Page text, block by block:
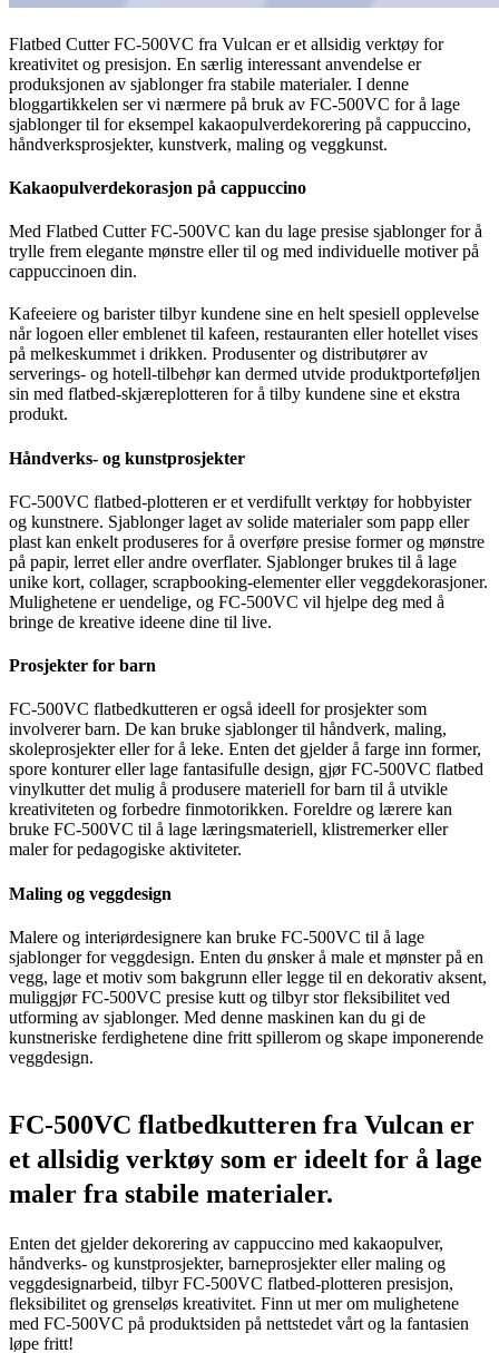
Flatbed Cutter FC-500VC fra Vulcan er et allsidig verktøy for
kreativitet og presisjon. En særlig interessant anvendelse er
produksjonen av sjablonger fra stabile materialer. I denne
bloggartikkelen ser vi nærmere på bruk av FC-500VC for å lage
sjablonger til for eksempel kakaopulverdekorering på cappuccino,
håndverksprosjekter, kunstverk, maling og veggkunst.
Kakaopulverdekorasjon på cappuccino
Med Flatbed Cutter FC-500VC kan du lage presise sjablonger for å
trylle frem elegante mønstre eller til og med individuelle motiver på
cappuccinoen din.
Kafeeiere og barister tilbyr kundene sine en helt spesiell opplevelse
når logoen eller emblenet til kafeen, restauranten eller hotellet vises
på melkeskummet i drikken. Produsenter og distributører av
serverings- og hotell-tilbehør kan dermed utvide produktporteføljen
sin med flatbed-skjæreplotteren for å tilby kundene sine et ekstra
produkt.
Håndverks- og kunstprosjekter
FC-500VC flatbed-plotteren er et verdifullt verktøy for hobbyister
og kunstnere. Sjablonger laget av solide materialer som papp eller
plast kan enkelt produseres for å overføre presise former og mønstre
på papir, lerret eller andre overflater. Sjablonger brukes til å lage
unike kort, collager, scrapbooking-elementer eller veggdekorasjoner.
Mulighetene er uendelige, og FC-500VC vil hjelpe deg med å
bringe de kreative ideene dine til live.
Prosjekter for barn
FC-500VC flatbedkutteren er også ideell for prosjekter som
involverer barn. De kan bruke sjablonger til håndverk, maling,
skoleprosjekter eller for å leke. Enten det gjelder å farge inn former,
spore konturer eller lage fantasifulle design, gjør FC-500VC flatbed
vinylkutter det mulig å produsere materiell for barn til å utvikle
kreativiteten og forbedre finmotorikken. Foreldre og lærere kan
bruke FC-500VC til å lage læringsmateriell, klistremerker eller
maler for pedagogiske aktiviteter.
Maling og veggdesign
Malere og interiørdesignere kan bruke FC-500VC til å lage
sjablonger for veggdesign. Enten du ønsker å male et mønster på en
vegg, lage et motiv som bakgrunn eller legge til en dekorativ aksent,
muliggjør FC-500VC presise kutt og tilbyr stor fleksibilitet ved
utforming av sjablonger. Med denne maskinen kan du gi de
kunstneriske ferdighetene dine fritt spillerom og skape imponerende
veggdesign.
FC-500VC flatbedkutteren fra Vulcan er
et allsidig verktøy som er ideelt for å lage
maler fra stabile materialer.
Enten det gjelder dekorering av cappuccino med kakaopulver,
håndverks- og kunstprosjekter, barneprosjekter eller maling og
veggdesignarbeid, tilbyr FC-500VC flatbed-plotteren presisjon,
fleksibilitet og grenseløs kreativitet. Finn ut mer om mulighetene
med FC-500VC på produktsiden på nettstedet vårt og la fantasien
løpe fritt!